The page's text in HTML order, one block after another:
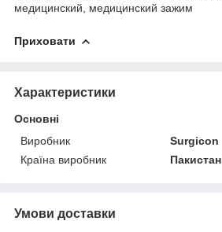
медицинский, медицинский зажим
Приховати
Характеристики
Основні
Виробник
Surgicon
Країна виробник
Пакистан
Умови доставки